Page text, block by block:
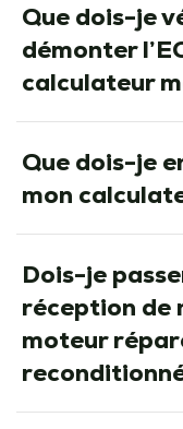
Que dois-je
démonter
calculateur
Que dois-je
mon
Dois-je
réception de
moteur